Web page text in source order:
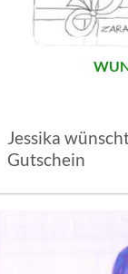
Jessika
Gutschein